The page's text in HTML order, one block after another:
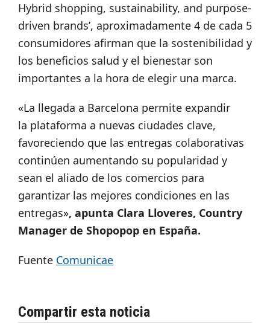
Hybrid shopping, sustainability, and purpose-
driven brands’, aproximadamente 4 de cada 5
consumidores afirman que la sostenibilidad y
los beneficios salud y el bienestar son
importantes a la hora de elegir una marca.
«La llegada a Barcelona permite expandir
la plataforma a nuevas ciudades clave,
favoreciendo que las entregas colaborativas
continúen aumentando su popularidad y
sean el aliado de los comercios para
garantizar las mejores condiciones en las
entregas», apunta Clara Lloveres, Country
Manager de Shopopop en España.
Fuente Comunicae
Compartir esta noticia